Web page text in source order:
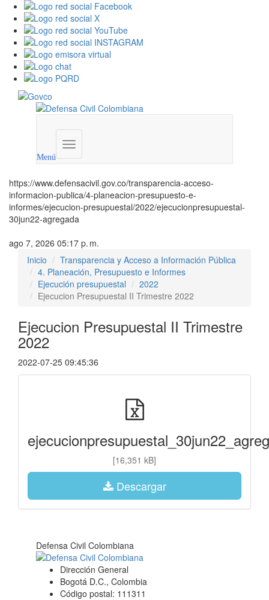
Menú
Menú
institucional
https://www.defensacivil.gov.co/transparencia-acceso-
informacion-publica/4-planeacion-presupuesto-e-
informes/ejecucion-presupuestal/2022/ejecucionpresupuestal-
30jun22-agregada
ago 7, 2026 05:17 p. m.
Inicio
Transparencia y Acceso a Información Pública
4. Planeación, Presupuesto e Informes
Ejecución presupuestal
2022
Ejecucion Presupuestal II Trimestre 2022
Ejecucion Presupuestal II Trimestre
2022
2022-07-25 09:45:36
[16,351 kB]
Descargar
Defensa Civil Colombiana
Dirección General
Bogotá D.C., Colombia
Código postal: 111311